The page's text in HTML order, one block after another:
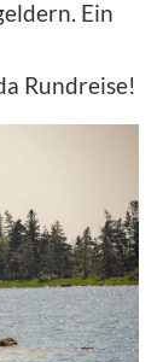
Ein
Rundreise!